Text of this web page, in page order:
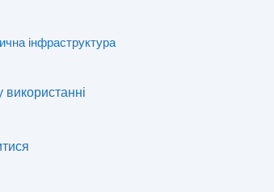
інфраструктура